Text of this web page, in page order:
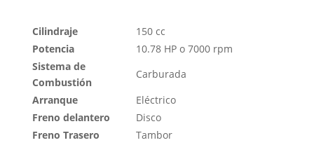
Cilindraje
150 cc
Potencia
10.78 HP o 7000 rpm
Sistema de
Combustión
Carburada
Arranque
Eléctrico
Freno delantero
Disco
Freno Trasero
Tambor